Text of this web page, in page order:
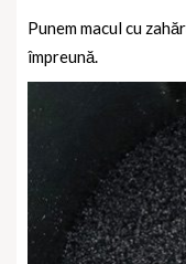
Punem macul cu
împreună.